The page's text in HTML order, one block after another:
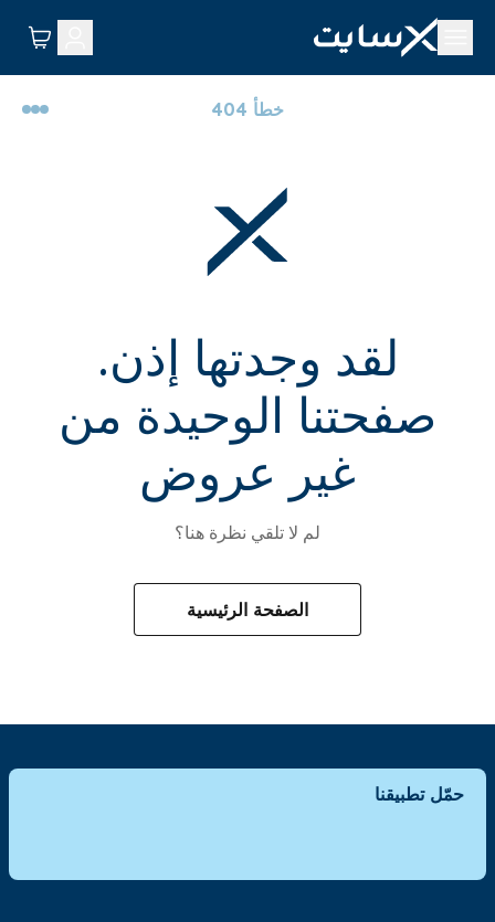
خطأ 404
لقد وجدتها إذن.
صفحتنا الوحيدة من
غير عروض
لم لا تلقي نظرة هنا؟
الصفحة الرئيسية
حمّل تطبيقنا